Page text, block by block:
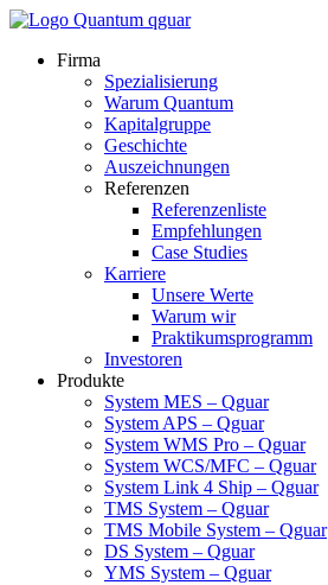
Firma
Spezialisierung
Warum Quantum
Kapitalgruppe
Geschichte
Auszeichnungen
Referenzen
Referenzenliste
Empfehlungen
Case Studies
Karriere
Unsere Werte
Warum wir
Praktikumsprogramm
Investoren
Produkte
System MES – Qguar
System APS – Qguar
System WMS Pro – Qguar
System WCS/MFC – Qguar
System Link 4 Ship – Qguar
TMS System – Qguar
TMS Mobile System – Qguar
DS System – Qguar
YMS System – Qguar